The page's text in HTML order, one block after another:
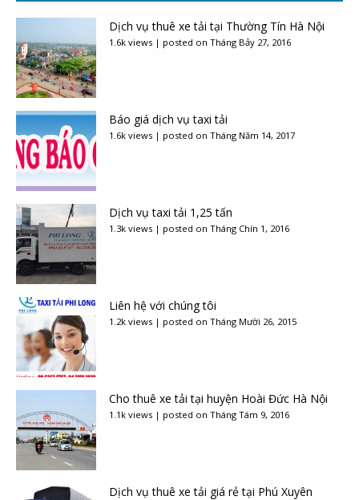
Dịch vụ thuê xe tải tại Thường Tín Hà Nội
1.6k views | posted on Tháng Bảy 27, 2016
Báo giá dịch vụ taxi tải
1.6k views | posted on Tháng Năm 14, 2017
Dịch vụ taxi tải 1,25 tấn
1.3k views | posted on Tháng Chín 1, 2016
Liên hệ với chúng tôi
1.2k views | posted on Tháng Mười 26, 2015
Cho thuê xe tải tại huyện Hoài Đức Hà Nội
1.1k views | posted on Tháng Tám 9, 2016
Dịch vụ thuê xe tải giá rẻ tại Phú Xuyên